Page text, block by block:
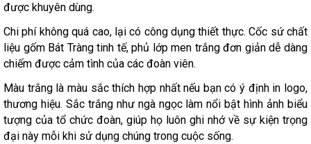
được khuyên dùng.
Chi phí không quá cao, lại có công dụng thiết thực. Cốc sứ chất
liệu gốm Bát Tràng tinh tế, phủ lớp men trắng đơn giản dễ dàng
chiếm được cảm tình của các đoàn viên.
Màu trắng là màu sắc thích hợp nhất nếu bạn có ý định in logo,
thương hiệu. Sắc trắng như ngà ngọc làm nổi bật hình ảnh biểu
tượng của tổ chức đoàn, giúp họ luôn ghi nhớ về sự kiện trọng
đại này mỗi khi sử dụng chúng trong cuộc sống.